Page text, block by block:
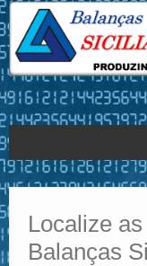
Empresa
Produtos
Sistemas
Localize
Balanças